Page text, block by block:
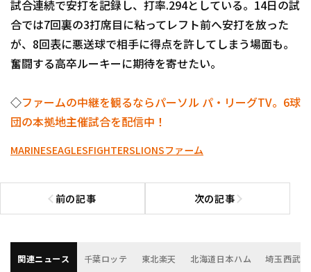
試合連続で安打を記録し、打率.294としている。14日の試
合では7回裏の3打席目に粘ってレフト前へ安打を放った
が、8回表に悪送球で相手に得点を許してしまう場面も。
奮闘する高卒ルーキーに期待を寄せたい。
◇ファームの中継を観るならパーソル パ・リーグTV。6球
団の本拠地主催試合を配信中！
MARINESEAGLESFIGHTERSLIONSファーム
前の記事
前の記事へ 次の記事次の記事へ
関連ニュース 千葉ロッテ 東北楽天 北海道日本ハム 埼玉西武